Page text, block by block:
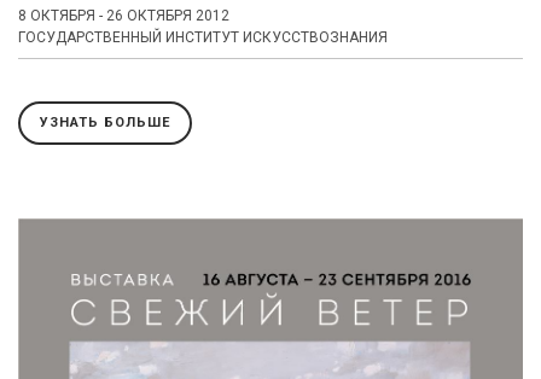
8 ОКТЯБРЯ - 26 ОКТЯБРЯ 2012
ГОСУДАРСТВЕННЫЙ ИНСТИТУТ ИСКУССТВОЗНАНИЯ
УЗНАТЬ БОЛЬШЕ